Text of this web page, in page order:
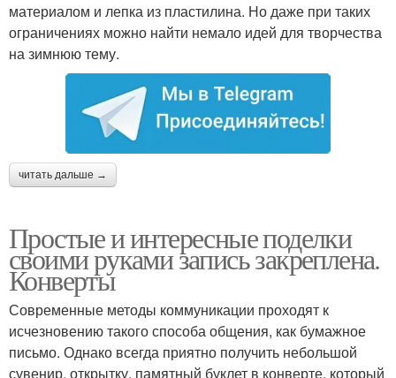
материалом и лепка из пластилина. Но даже при таких
ограничениях можно найти немало идей для творчества
на зимнюю тему.
читать дальше →
Простые и интересные поделки
своими руками запись закреплена.
Конверты
Современные методы коммуникации проходят к
исчезновению такого способа общения, как бумажное
письмо. Однако всегда приятно получить небольшой
сувенир, открытку, памятный буклет в конверте, который